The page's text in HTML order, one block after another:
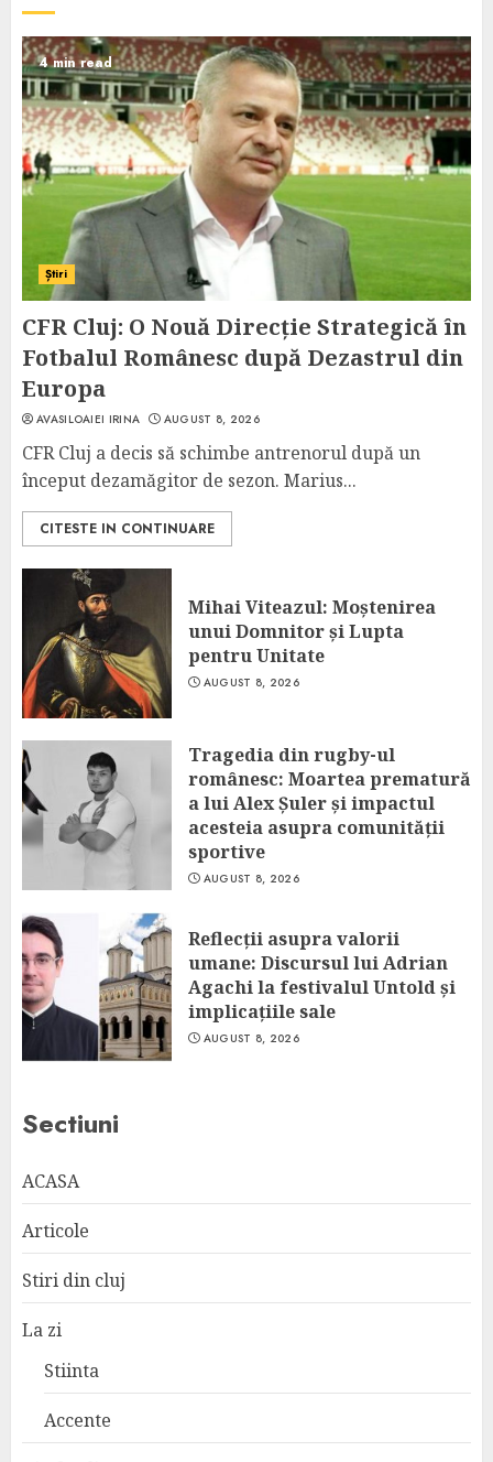
4 min read
Știri
CFR Cluj: O Nouă Direcție Strategică în
Fotbalul Românesc după Dezastrul din
Europa
AVASILOAIEI IRINA AUGUST 8, 2026
CFR Cluj a decis să schimbe antrenorul după un
început dezamăgitor de sezon. Marius...
CITESTE IN CONTINUARE
Mihai Viteazul: Moștenirea
unui Domnitor și Lupta
pentru Unitate
AUGUST 8, 2026
Tragedia din rugby-ul
românesc: Moartea prematură
a lui Alex Șuler și impactul
acesteia asupra comunității
sportive
AUGUST 8, 2026
Reflecții asupra valorii
umane: Discursul lui Adrian
Agachi la festivalul Untold și
implicațiile sale
AUGUST 8, 2026
Sectiuni
ACASA
Articole
Stiri din cluj
La zi
Stiinta
Accente